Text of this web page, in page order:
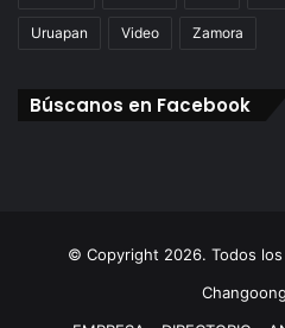
Uruapan Video Zamora
Búscanos en Facebook
© Copyright 2026. Todos